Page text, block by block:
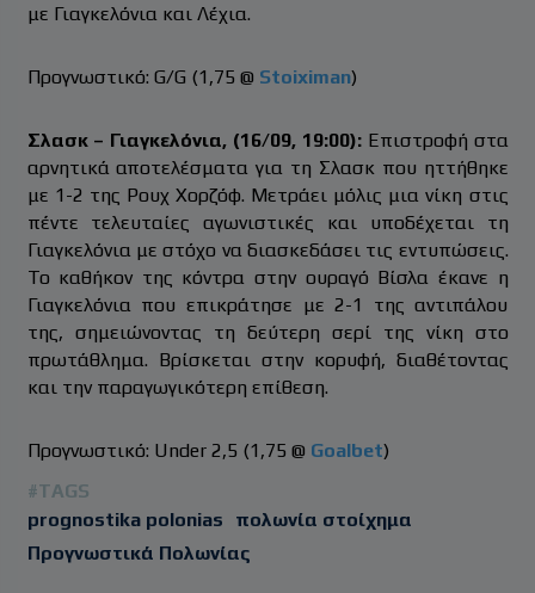
με Γιαγκελόνια και Λέχια.
Προγνωστικό: G/G (1,75 @ Stoiximan)
Σλασκ – Γιαγκελόνια, (16/09, 19:00):Επιστροφή στα
αρνητικά αποτελέσματα για τη Σλασκ που ηττήθηκε
με 1-2 της Ρουχ Χορζόφ. Μετράει μόλις μια νίκη στις
πέντε τελευταίες αγωνιστικές και υποδέχεται τη
Γιαγκελόνια με στόχο να διασκεδάσει τις εντυπώσεις.
Το καθήκον της κόντρα στην ουραγό Βίσλα έκανε η
Γιαγκελόνια που επικράτησε με 2-1 της αντιπάλου
της, σημειώνοντας τη δεύτερη σερί της νίκη στο
πρωτάθλημα. Βρίσκεται στην κορυφή, διαθέτοντας
και την παραγωγικότερη επίθεση.
Προγνωστικό: Under 2,5 (1,75 @ Goalbet)
#TAGS
prognostika polonias
πολωνία στοίχημα
Προγνωστικά Πολωνίας